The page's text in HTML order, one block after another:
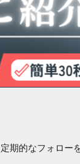
期的なフォロー